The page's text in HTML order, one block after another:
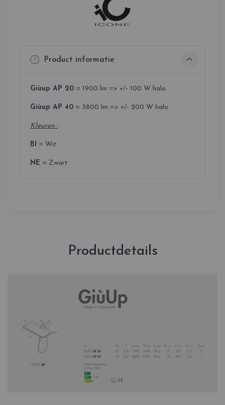
Product informatie
Giùup AP 20 = 1900 lm => +/- 100 W halo
Giùup AP 40 = 3800 lm => +/- 200 W halo
Kleuren :
BI = Wit
NE = Zwart
Productdetails